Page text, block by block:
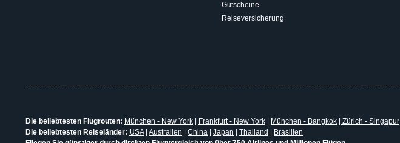
Gutscheine
Reiseversicherung
Die beliebtesten Flugrouten: München - New York Frankfurt - New York München - Bangkok
Zürich - Singapur
Die beliebtesten Reiseländer: USA| Australien China Japan Thailand
Brasilien